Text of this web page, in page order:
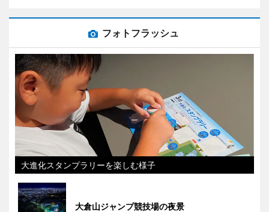
フォトフラッシュ
大進化スタンプラリーを楽しむ様子
大倉山ジャンプ競技場の夜景